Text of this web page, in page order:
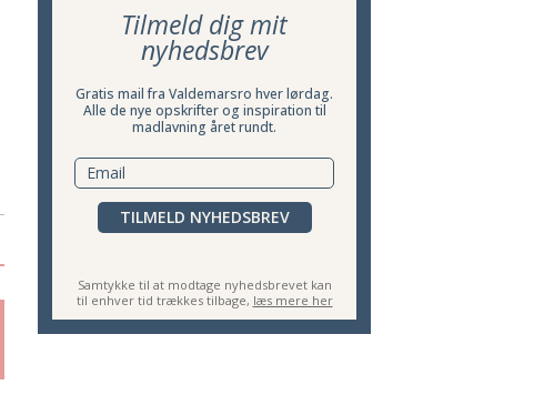
Tilmeld dig mit
nyhedsbrev
Gratis mail fra Valdemarsro hver lørdag.
Alle de nye opskrifter og inspiration til
madlavning året rundt.
TILMELD NYHEDSBREV
Samtykke til at modtage nyhedsbrevet kan
til enhver tid trækkes tilbage, læs mere her